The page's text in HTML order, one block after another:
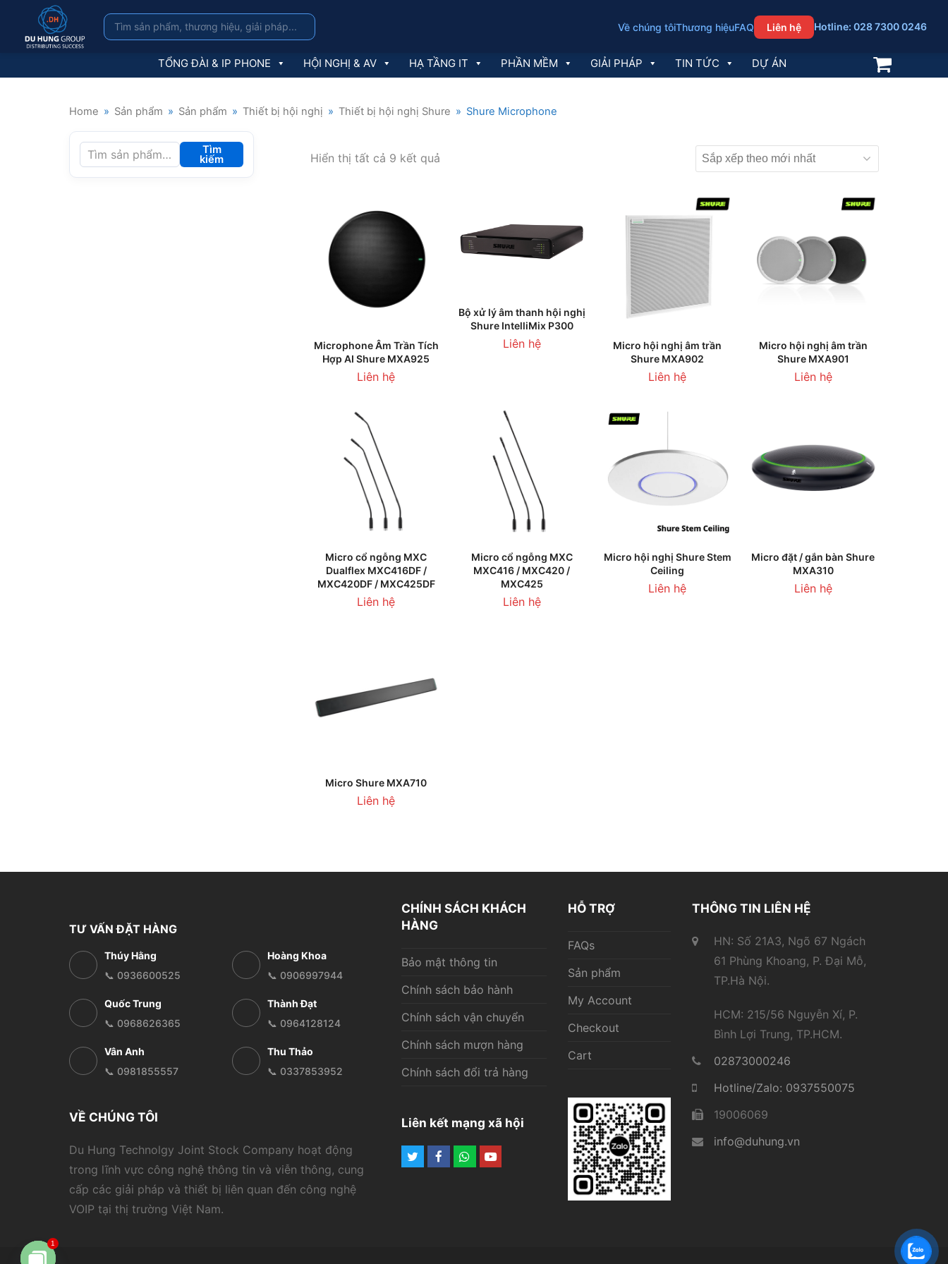
Về chúng tôiThương hiệuFAQ Liên hệ Hotline: 028 7300 0246
TỔNG ĐÀI & IP PHONE HỘI NGHỊ & AV HẠ TẦNG IT PHẦN MỀM GIẢI PHÁP TIN TỨC DỰ ÁN
Home » Sản phẩm » Sản phẩm » Thiết bị hội nghị » Thiết bị hội nghị Shure » Shure Microphone
Hiển thị tất cả 9 kết quả
theo
ĐỌC TIẾP
Microphone Âm Trần Tích
Hợp AI Shure MXA925
Liên hệ
THÊM VÀO GIỎ HÀNG
Bộ xử lý âm thanh hội nghị
Shure IntelliMix P300
Liên hệ THÊM VÀO GIỎ HÀNG
Micro hội nghị âm trần
Shure MXA902
Liên hệ
THÊM VÀO GIỎ HÀNG
Micro hội nghị âm trần
Shure MXA901
Liên hệ
THÊM VÀO GIỎ HÀNG
Micro cổ ngỗng MXC
Dualflex MXC416DF /
MXC420DF / MXC425DF
Liên hệ
THÊM VÀO GIỎ HÀNG
Micro cổ ngỗng MXC
MXC416 / MXC420 /
MXC425
Liên hệ
THÊM VÀO GIỎ HÀNG
Micro hội nghị Shure Stem
Ceiling
Liên hệ
THÊM VÀO GIỎ HÀNG
Micro đặt / gắn bàn Shure
MXA310
Liên hệ
THÊM VÀO GIỎ HÀNG
Micro Shure MXA710
Liên hệ
Tìm
kiếm
TƯ VẤN ĐẶT HÀNG
Thúy Hằng
📞 0936600525
Hoàng Khoa
📞 0906997944
Quốc Trung
📞 0968626365
Thành Đạt
📞 0964128124
Vân Anh
📞 0981855557
Thu Thảo
📞 0337853952
VỀ CHÚNG TÔI
Du Hung Technolgy Joint Stock Company hoạt động
trong lĩnh vực công nghệ thông tin và viễn thông, cung
cấp các giải pháp và thiết bị liên quan đến công nghệ
VOIP tại thị trường Việt Nam.
CHÍNH SÁCH KHÁCH
HÀNG
Bảo mật thông tin
Chính sách bảo hành
Chính sách vận chuyển
Chính sách mượn hàng
Chính sách đổi trả hàng
Liên kết mạng xã hội
TwitterFacebook
Whatsapp
Youtube
HỖ TRỢ
FAQs
Sản phẩm
My Account
Checkout
Cart
THÔNG TIN LIÊN HỆ
HN: Số 21A3, Ngõ 67 Ngách
61 Phùng Khoang, P. Đại Mỗ,
TP.Hà Nội.
HCM: 215/56 Nguyễn Xí, P.
Bình Lợi Trung, TP.HCM.
02873000246
Hotline/Zalo: 0937550075
19006069
info@duhung.vn
1